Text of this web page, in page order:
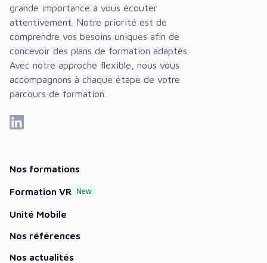
grande importance à vous écouter
attentivement. Notre priorité est de
comprendre vos besoins uniques afin de
concevoir des plans de formation adaptés.
Avec notre approche flexible, nous vous
accompagnons à chaque étape de votre
parcours de formation.
Nos formations
Formation VR New
Unité Mobile
Nos références
Nos actualités